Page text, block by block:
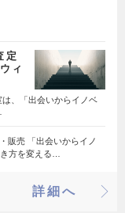
定
ィ
は、「出会いからイノベ
販売 「出会いからイノ
方を変える…
詳細へ